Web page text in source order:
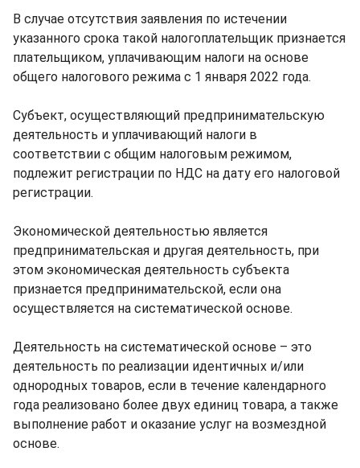
В случае отсутствия заявления по истечении
указанного срока такой налогоплательщик признается
плательщиком, уплачивающим налоги на основе
общего налогового режима с 1 января 2022 года.
Субъект, осуществляющий предпринимательскую
деятельность и уплачивающий налоги в
соответствии с общим налоговым режимом,
подлежит регистрации по НДС на дату его налоговой
регистрации.
Экономической деятельностью является
предпринимательская и другая деятельность, при
этом экономическая деятельность субъекта
признается предпринимательской, если она
осуществляется на систематической основе.
Деятельность на систематической основе – это
деятельность по реализации идентичных и/или
однородных товаров, если в течение календарного
года реализовано более двух единиц товара, а также
выполнение работ и оказание услуг на возмездной
основе.